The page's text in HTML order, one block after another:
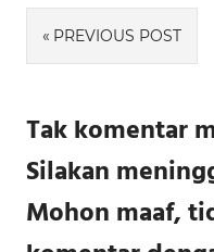
Navigasi
pos
PREVIOUS POST
Tak komentar
Silakan
Mohon maaf,